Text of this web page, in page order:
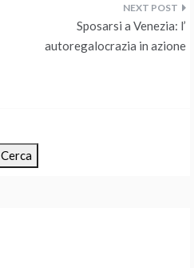
Sposarsi a Venezia: l’
autoregalocrazia in azione
Cerca